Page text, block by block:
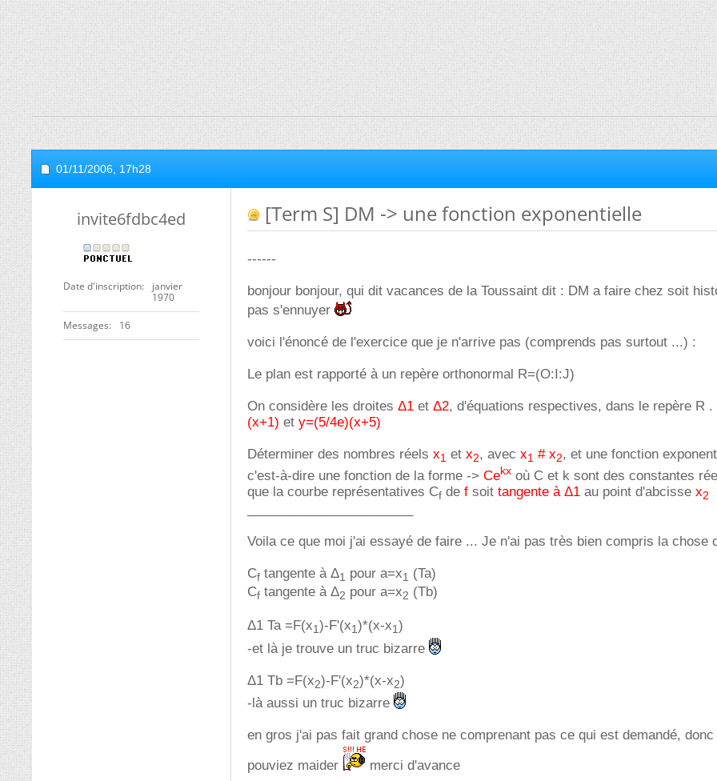
01/11/2006, 17h28
invite6fdbc4ed
Date d'inscription
janvier
1970
Messages 16
[Term S] DM -> une fonction exponentielle
------
bonjour bonjour, qui dit vacances de la Toussaint dit : DM a faire chez soit
pas s'ennuyer
voici l'énoncé de l'exercice que je n'arrive pas (comprends pas surtout ...) :
Le plan est rapporté à un repère orthonormal R=(O:I:J)
On considère les droites Δ1 et Δ2, d'équations respectives, dans le repère R .
(x+1) et y=(5/4e)(x+5)
Déterminer des nombres réels x1 et x2, avec x1 # x2, et une fonction
c'est-à-dire une fonction de la forme -> Cekx où C et k sont des constantes
que la courbe représentatives Cf de f soit tangente à Δ1 au point d'abcisse x2
Voila ce que moi j'ai essayé de faire ... Je n'ai pas très bien compris la chose
Cf tangente à Δ1 pour a=x1 (Ta)
Cf tangente à Δ2 pour a=x2 (Tb)
Δ1 Ta =F(x1)-F'(x1)*(x-x1)
-et là je trouve un truc bizarre
Δ1 Tb =F(x2)-F'(x2)*(x-x2)
-là aussi un truc bizarre
en gros j'ai pas fait grand chose ne comprenant pas ce qui est demandé,
pouviez maider
merci d'avance